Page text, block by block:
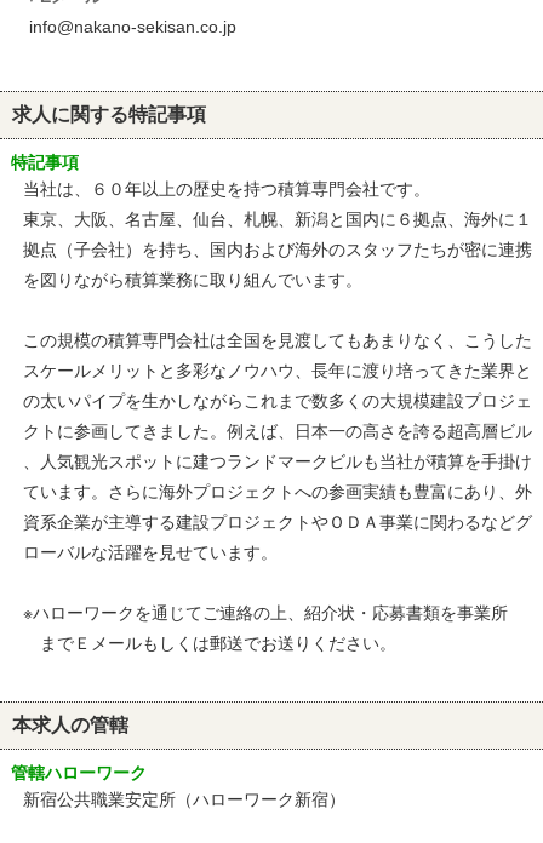
info@nakano-sekisan.co.jp
求人に関する特記事項
特記事項
当社は、６０年以上の歴史を持つ積算専門会社です。
東京、大阪、名古屋、仙台、札幌、新潟と国内に６拠点、海外に１
拠点（子会社）を持ち、国内および海外のスタッフたちが密に連携
を図りながら積算業務に取り組んでいます。
この規模の積算専門会社は全国を見渡してもあまりなく、こうした
スケールメリットと多彩なノウハウ、長年に渡り培ってきた業界と
の太いパイプを生かしながらこれまで数多くの大規模建設プロジェ
クトに参画してきました。例えば、日本一の高さを誇る超高層ビル
、人気観光スポットに建つランドマークビルも当社が積算を手掛け
ています。さらに海外プロジェクトへの参画実績も豊富にあり、外
資系企業が主導する建設プロジェクトやＯＤＡ事業に関わるなどグ
ローバルな活躍を見せています。
※ハローワークを通じてご連絡の上、紹介状・応募書類を事業所
までＥメールもしくは郵送でお送りください。
本求人の管轄
管轄ハローワーク
新宿公共職業安定所（ハローワーク新宿）